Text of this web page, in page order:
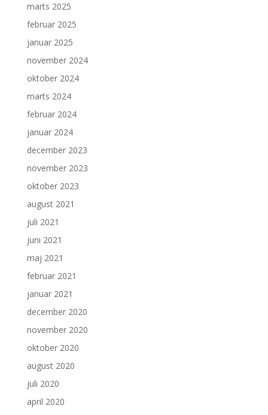
marts 2025
februar 2025
januar 2025
november 2024
oktober 2024
marts 2024
februar 2024
januar 2024
december 2023
november 2023
oktober 2023
august 2021
juli 2021
juni 2021
maj 2021
februar 2021
januar 2021
december 2020
november 2020
oktober 2020
august 2020
juli 2020
april 2020